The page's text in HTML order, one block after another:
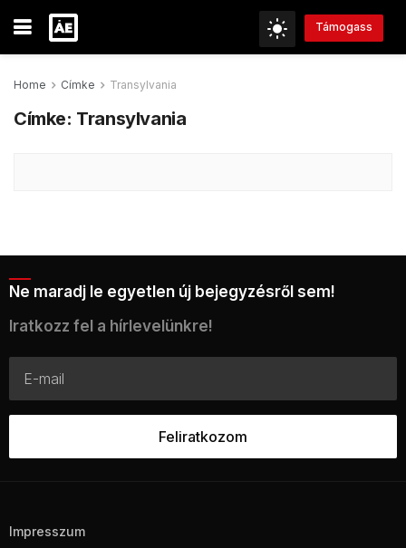
Támogass
Home Címke Transylvania
Címke: Transylvania
Ne maradj le egyetlen új bejegyzésről sem!
Iratkozz fel a hírlevelünkre!
Impresszum